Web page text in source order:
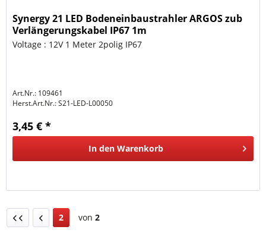
Synergy 21 LED Bodeneinbaustrahler ARGOS zub
Verlängerungskabel IP67 1m
Voltage : 12V 1 Meter 2polig IP67
Art.Nr.: 109461
Herst.Art.Nr.:S21-LED-L00050
3,45 € *
In den Warenkorb
2 von 2